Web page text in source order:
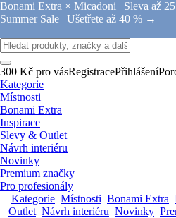
Bonami Extra × Micadoni | Sleva až
Summer Sale | Ušetřete až 40 % →
300 Kč pro vásRegistracePřihlášení
Kategorie
Místnosti
Bonami Extra
Inspirace
Slevy & Outlet
Návrh interiéru
Novinky
Premium značky
Pro profesionály
Kategorie Místnosti Bonami Extra
Outlet Návrh interiéru Novinky